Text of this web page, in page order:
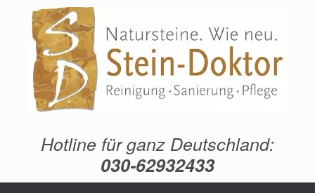
springen
Hotline für ganz Deutschland:
030-62932433